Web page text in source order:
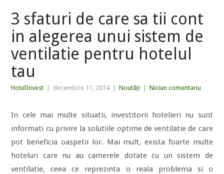
3 sfaturi de care sa tii cont
in alegerea unui sistem de
ventilatie pentru hotelul
tau
HotelInvest decembrie 11, 2014 Noutăți Niciun comentariu
In cele mai multe situatii, investitorii hotelieri nu sunt
informati cu privire la solutiile optime de ventilatie de care
pot beneficia oaspetii lor. Mai mult, exista foarte multe
hoteluri care nu au camerele dotate cu un sistem de
ventilatie, ceea ce reprezinta o reala problema si o